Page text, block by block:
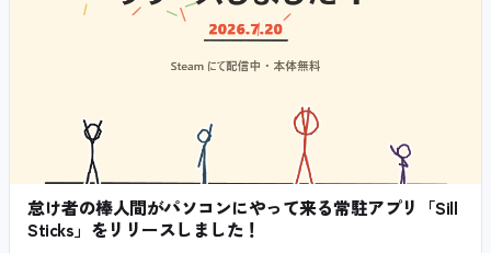
怠け者の棒人間がパソコンにやって来る常駐アプリ「Sill
Sticks」をリリースしました！